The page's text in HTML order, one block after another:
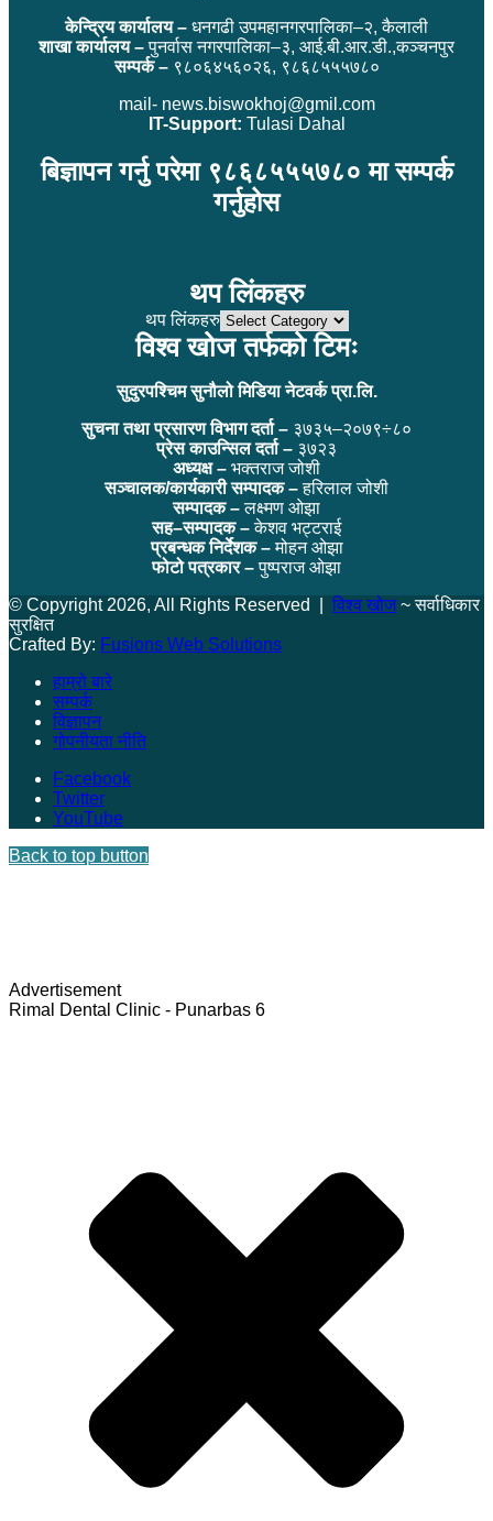
केन्द्रिय कार्यालय – धनगढी उपमहानगरपालिका–२, कैलाली
शाखा कार्यालय –पुनर्वास नगरपालिका–३, आई.बी.आर.डी.,कञ्चनपुर
सम्पर्क –९८०६४५६०२६, ९८६८५५५७८०
mail- news.biswokhoj@gmil.com
IT-Support: Tulasi Dahal
बिज्ञापन गर्नु परेमा ९८६८५५५७८० मा सम्पर्क
गर्नुहोस
थप लिंकहरु
थप लिंकहरु
विश्व खोज तर्फको टिमः
सुदुरपश्चिम सुनौलो मिडिया नेटवर्क प्रा.लि.
सुचना तथा प्रसारण विभाग दर्ता – ३७३५–२०७९÷८०
प्रेस काउन्सिल दर्ता – ३७२३
अध्यक्ष – भक्तराज जोशी
सञ्चालक/कार्यकारी सम्पादक –हरिलाल जोशी
सम्पादक –लक्ष्मण ओझा
सह–सम्पादक –केशव भट्टराई
प्रबन्धक निर्देशक –मोहन ओझा
फोटो पत्रकार –पुष्पराज ओझा
© Copyright 2026, All Rights Reserved | विश्व खोज~ सर्वाधिकार
सुरक्षित
Crafted By: Fusions Web Solutions
हाम्रो बारे
सम्पर्क
विज्ञापन
गोपनीयता नीति
Facebook
Twitter
YouTube
Back to top button
Advertisement
Rimal Dental Clinic - Punarbas 6